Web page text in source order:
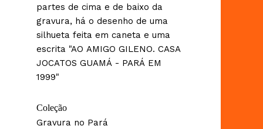
partes de cima e de baixo da
gravura, há o desenho de uma
silhueta feita em caneta e uma
escrita "AO AMIGO GILENO. CASA
JOCATOS GUAMÁ - PARÁ EM
1999"
Coleção
Gravura no Pará